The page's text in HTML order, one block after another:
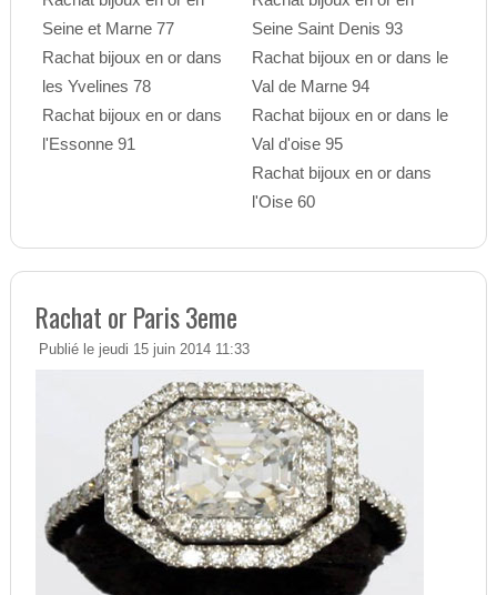
Seine et Marne 77
Rachat bijoux en or dans
les Yvelines 78
Rachat bijoux en or dans
l'Essonne 91
Seine Saint Denis 93
Rachat bijoux en or dans le
Val de Marne 94
Rachat bijoux en or dans le
Val d'oise 95
Rachat bijoux en or dans
l'Oise 60
Rachat or Paris 3eme
Publié le jeudi 15 juin 2014 11:33